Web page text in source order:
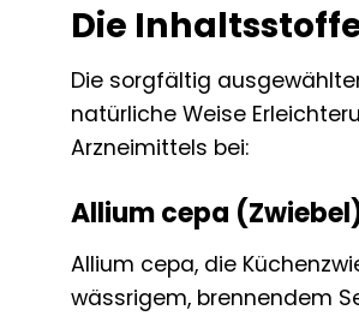
Die
Die sorgfältig
natürliche Weise
Arzneimittels bei:
Allium cepa
Allium cepa, die
wässrigem, brennendem